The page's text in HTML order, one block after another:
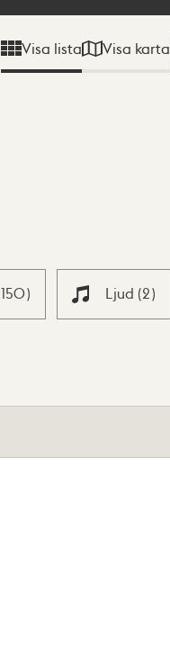
Visa lista Visa karta
150) Ljud (2)